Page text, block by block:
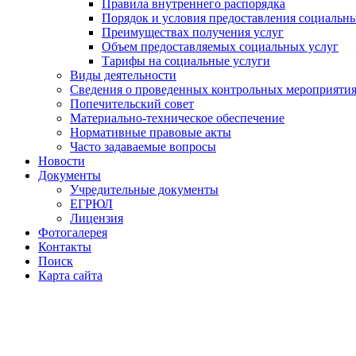
Правила внутреннего распорядка
Порядок и условия предоставления
Преимуществах получения услуг
Объем предоставляемых социальных услуг
Тарифы на социальные услуги
Виды деятельности
Сведения о проведенных контрольных
Попечительский совет
Материально-техническое обеспечение
Нормативные правовые акты
Часто задаваемые вопросы
Новости
Документы
Учредительные документы
ЕГРЮЛ
Лицензия
Фотогалерея
Контакты
Поиск
Карта сайта